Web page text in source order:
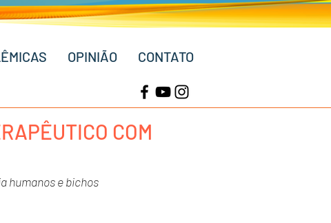
OPINIÃO CONTATO
COM
humanos e bichos